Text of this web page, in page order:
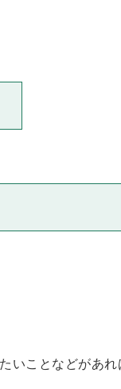
いことなどがあ